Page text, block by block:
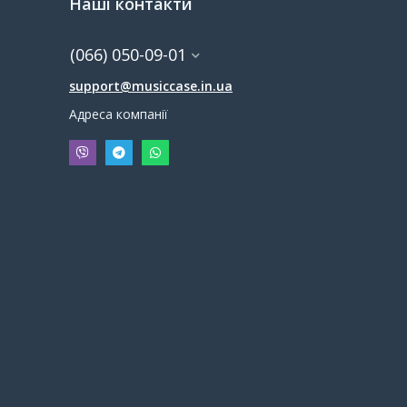
(066) 050-09-01
support@musiccase.in.ua
Адреса компанії